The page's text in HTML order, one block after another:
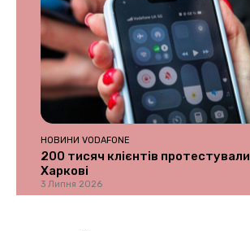
НОВИНИ VODAFONE
200 тисяч клієнтів
Харкові
3 Липня 2026